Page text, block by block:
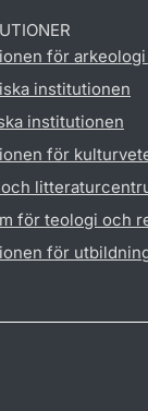
för
institutionen
institutionen
för
för teologi och
för